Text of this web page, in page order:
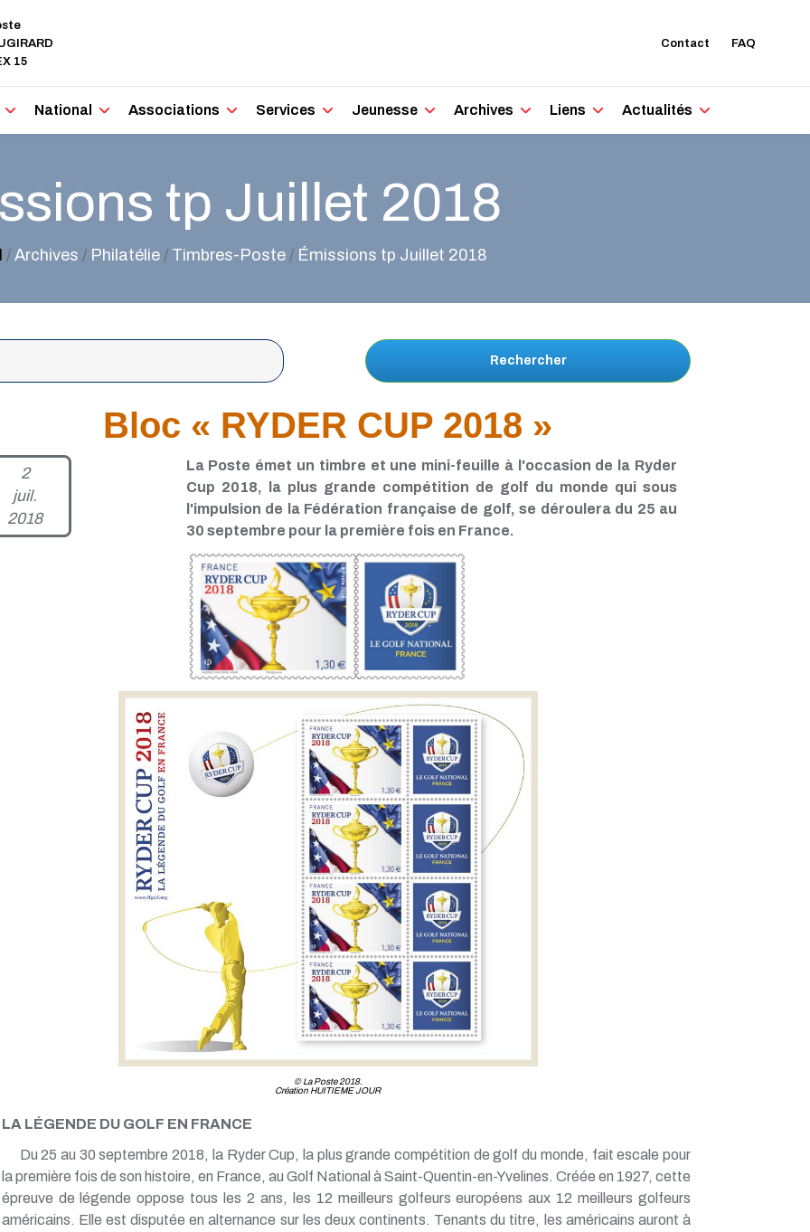
15
Contact FAQ
National Associations Services Jeunesse Archives Liens Actualités
tp Juillet 2018
/ Archives / Philatélie / Timbres-Poste / Émissions tp Juillet 2018
Rechercher
Bloc « RYDER CUP 2018 »
2
juil.
2018
La Poste émet un timbre et une mini-feuille à l'occasion de la Ryder
Cup 2018, la plus grande compétition de golf du monde qui sous
l'impulsion de la Fédération française de golf, se déroulera du 25 au
30 septembre pour la première fois en France.
© La Poste 2018.
Création HUITIEME JOUR
LA LÉGENDE DU GOLF EN FRANCE
Du 25 au 30 septembre 2018, la Ryder Cup, la plus grande compétition de golf du monde, fait escale pour
la première fois de son histoire, en France, au Golf National à Saint-Quentin-en-Yvelines. Créée en 1927, cette
épreuve de légende oppose tous les 2 ans, les 12 meilleurs golfeurs européens aux 12 meilleurs golfeurs
américains. Elle est disputée en alternance sur les deux continents. Tenants du titre, les américains auront à